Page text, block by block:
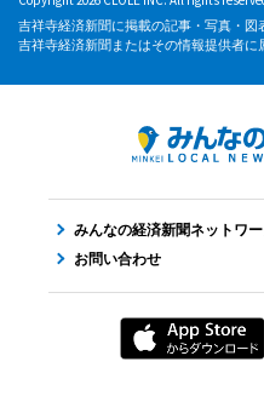
吉祥寺経済新聞に掲載の記事・写真・
吉祥寺経済新聞またはその情報提供者に
みんなの経済新聞ネットワ
お問い合わせ